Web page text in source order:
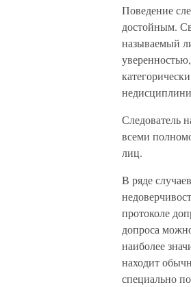
Поведение
достойным.
называемый
Следователь
всеми
лиц.
В ряде
протоколе
допроса
наиболее
находит
специально